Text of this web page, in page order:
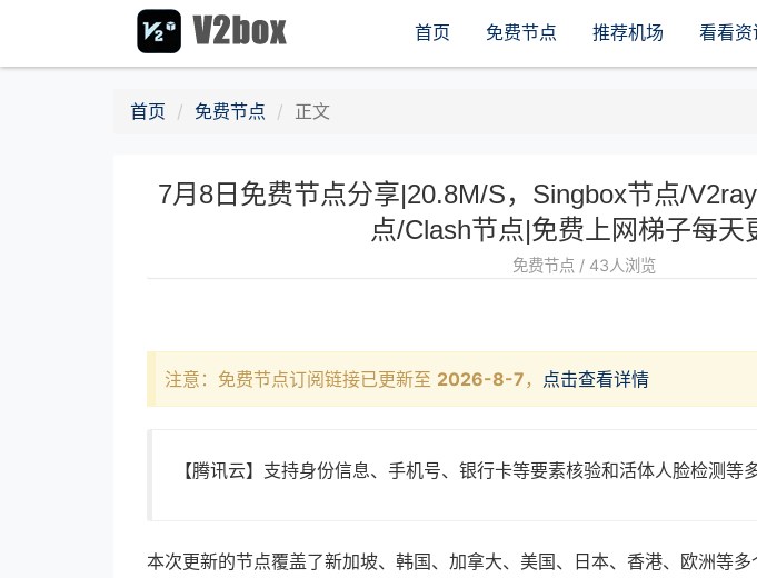
首页 免费节点 推荐机场 看看资
首页 免费节点 正文
7月8日免费节点分享|20.8M/S，Singbox节点/
点/Clash节点|免费上网梯子每天
免费节点 / 43人浏览
注意：免费节点订阅链接已更新至 2026-8-7 ， 点击查看详情
【腾讯云】支持身份信息、手机号、银行卡等要素核验和活体人脸检测等
本次更新的节点覆盖了新加坡、韩国、加拿大、美国、日本、香港、欧洲等多